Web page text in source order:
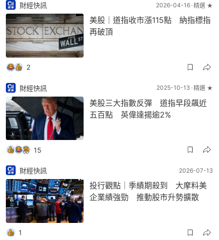
財經快訊 2026-04-16 精選 ★
美股｜道指收市漲115點 納指標指
再破頂
2
財經快訊 2025-10-13 精選 ★
美股三大指數反彈 道指早段飆近
五百點 英偉達揚逾2%
15
財經快訊 2026-07-13
投行觀點｜季績期殺到 大摩料美
企業績強勁 推動股市升勢擴散
1